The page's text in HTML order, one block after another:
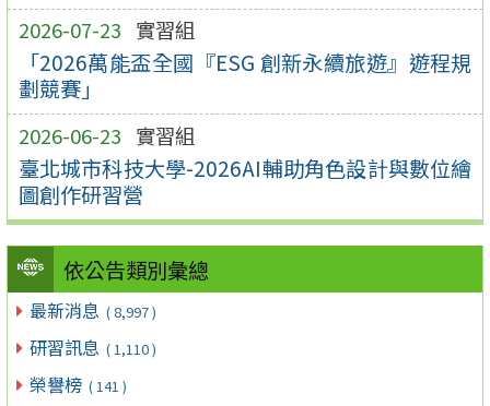
2026-07-23 實習組
「2026萬能盃全國『ESG 創新永續旅遊』遊程規
劃競賽」
2026-06-23 實習組
臺北城市科技大學-2026AI輔助角色設計與數位繪
圖創作研習營
依公告類別彙總
最新消息 ( 8,997 )
研習訊息 ( 1,110 )
榮譽榜 ( 141 )